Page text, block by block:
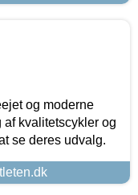
og moderne
kvalitetscykler og
se deres udvalg.